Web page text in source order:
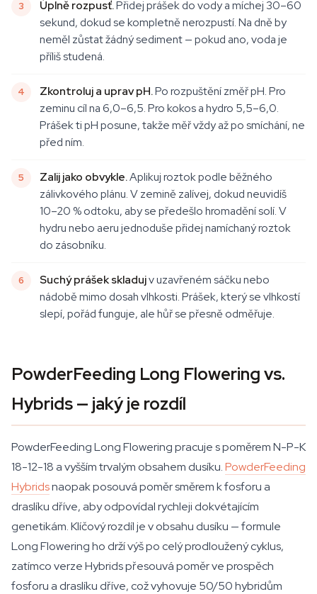
Úplně rozpusť.Přidej prášek do vody a míchej 30–60
sekund, dokud se kompletně nerozpustí. Na dně by
neměl zůstat žádný sediment — pokud ano, voda je
příliš studená.
Zkontroluj a uprav pH.Po rozpuštění změř pH. Pro
zeminu cíl na 6,0–6,5. Pro kokos a hydro 5,5–6,0.
Prášek ti pH posune, takže měř vždy až po smíchání, ne
před ním.
Zalij jako obvykle.Aplikuj roztok podle běžného
zálivkového plánu. V zemině zalívej, dokud neuvidíš
10–20 % odtoku, aby se předešlo hromadění solí. V
hydru nebo aeru jednoduše přidej namíchaný roztok
do zásobníku.
Suchý prášek skladujv uzavřeném sáčku nebo
nádobě mimo dosah vlhkosti. Prášek, který se vlhkostí
slepí, pořád funguje, ale hůř se přesně odměřuje.
PowderFeeding Long Flowering vs.
Hybrids — jaký je rozdíl
PowderFeeding Long Flowering pracuje s poměrem N-P-K
18-12-18 a vyšším trvalým obsahem dusíku.PowderFeeding
Hybridsnaopak posouvá poměr směrem k fosforu a
draslíku dříve, aby odpovídal rychleji dokvétajícím
genetikám. Klíčový rozdíl je v obsahu dusíku — formule
Long Flowering ho drží výš po celý prodloužený cyklus,
zatímco verze Hybrids přesouvá poměr ve prospěch
fosforu a draslíku dříve, což vyhovuje 50/50 hybridům